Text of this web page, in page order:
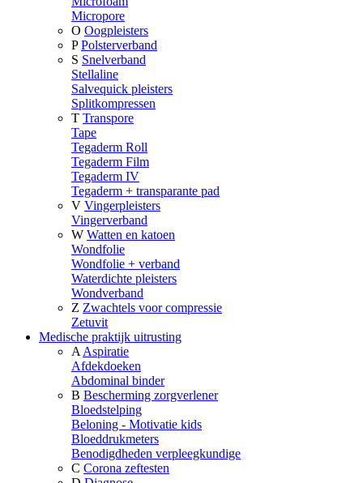
Micropore
O Oogpleisters
P Polsterverband
S Snelverband
Stellaline
Salvequick pleisters
Splitkompressen
T Transpore
Tape
Tegaderm Roll
Tegaderm Film
Tegaderm IV
Tegaderm + transparante pad
V Vingerpleisters
Vingerverband
W Watten en katoen
Wondfolie
Wondfolie + verband
Waterdichte pleisters
Wondverband
Z Zwachtels voor compressie
Zetuvit
Medische praktijk uitrusting
A Aspiratie
Afdekdoeken
Abdominal binder
B Bescherming zorgverlener
Bloedstelping
Beloning - Motivatie kids
Bloeddrukmeters
Benodigdheden verpleegkundige
C Corona zeftesten